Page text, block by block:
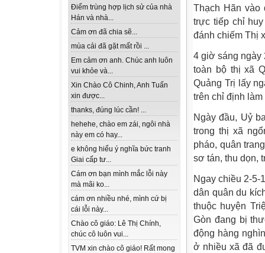
Điểm trùng hợp lịch sử của nhà
Hán và nhà...
Cảm ơn đã chia sẽ...
mùa cải đã gặt mất rồi ...
Em cảm ơn anh. Chúc anh luôn
vui khỏe và...
Xin Chào Cô Chinh, Anh Tuấn
xin được...
thanks, đúng lúc cần! ...
hehehe, chào em zái, ngôi nhà
này em có hay...
e không hiểu ý nghĩa bức tranh
Giai cấp tư...
Cám ơn bạn mình mắc lỗi này
mà mãi ko...
cám ơn nhiều nhé, mình cứ bị
cái lỗi này...
Chào cô giáo: Lê Thị Chính,
chúc cô luôn vui...
TVM xin chào cô giáo! Rất mong
Thạch Hãn vào
trực tiếp chỉ
đánh chiếm Thị
4 giờ sáng ngày
toàn bộ thị xã
Quảng Trị lấy
trên chỉ định
Ngày đầu, Uỷ
trong thị xã
pháo, quân
sơ tán, thu dọn,
Ngay chiều 2-5-
dân quân du
thuộc huyện
Gòn đang bị
động hàng
ở nhiều xã đã